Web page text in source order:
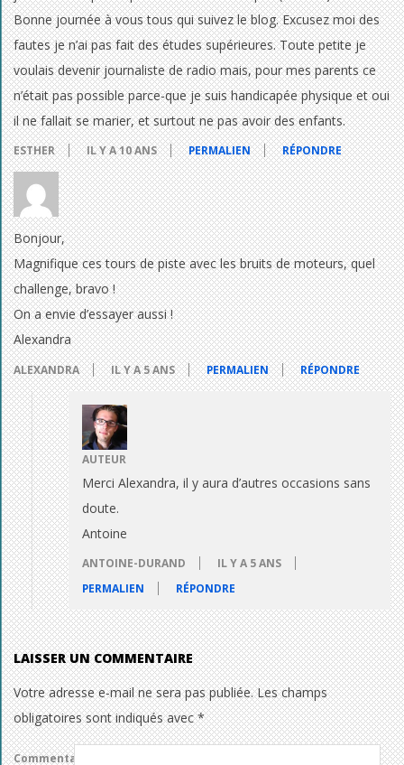
Bonne journée à vous tous qui suivez le blog. Excusez moi des
fautes je n’ai pas fait des études supérieures. Toute petite je
voulais devenir journaliste de radio mais, pour mes parents ce
n’était pas possible parce-que je suis handicapée physique et oui
il ne fallait se marier, et surtout ne pas avoir des enfants.
ESTHER IL Y A 10 ANS PERMALIEN RÉPONDRE
Bonjour,
Magnifique ces tours de piste avec les bruits de moteurs, quel
challenge, bravo !
On a envie d’essayer aussi !
Alexandra
ALEXANDRA IL Y A 5 ANS PERMALIEN RÉPONDRE
AUTEUR
Merci Alexandra, il y aura d’autres occasions sans
doute.
Antoine
ANTOINE-DURAND
IL Y A 5 ANS
PERMALIEN
RÉPONDRE
LAISSER UN COMMENTAIRE
Votre adresse e-mail ne sera pas publiée. Les champs
obligatoires sont indiqués avec*
Commentaire